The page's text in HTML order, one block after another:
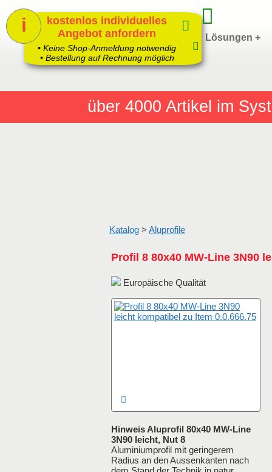
über 4000 Artikel im
Home Produkte + Lösungen +
Katalog > Aluprofile
Profil 8 80x40 MW-Line 3N90
Europäische Qualität
Hinweis Aluprofil 80x40 MW-Line
3N90 leicht, Nut 8
Aluminiumprofil mit geringerem
Radius an den Aussenkanten nach
kostenlos individuelles
Angebot anfordern
1
• Keine Shop-Anmeldung notwendig
• Bestellung auf Rechnung möglich
i